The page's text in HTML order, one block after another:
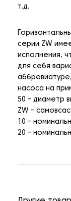
т.д.
серии ZW
исполнения,
для себя
насоса на
50 – диаметр
ZW –
10 –
20 –